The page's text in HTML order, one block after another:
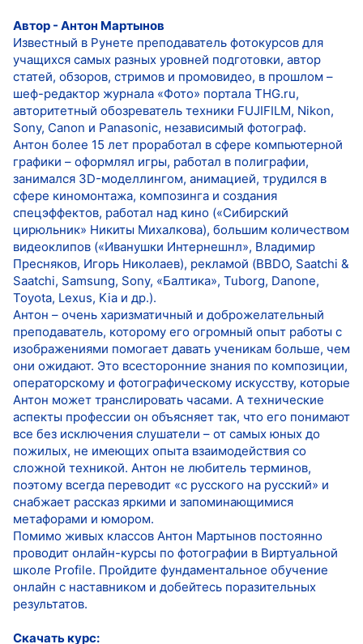
Автор - Антон Мартынов
Известный в Рунете преподаватель фотокурсов для
учащихся самых разных уровней подготовки, автор
статей, обзоров, стримов и промовидео, в прошлом –
шеф-редактор журнала «Фото» портала THG.ru,
авторитетный обозреватель техники FUJIFILM, Nikon,
Sony, Canon и Panasonic, независимый фотограф.
Антон более 15 лет проработал в сфере компьютерной
графики – оформлял игры, работал в полиграфии,
занимался 3D-моделлингом, анимацией, трудился в
сфере киномонтажа, композинга и создания
спецэффектов, работал над кино («Сибирский
цирюльник» Никиты Михалкова), большим количеством
видеоклипов («Иванушки Интернешнл», Владимир
Пресняков, Игорь Николаев), рекламой (BBDO, Saatchi &
Saatchi, Samsung, Sony, «Балтика», Tuborg, Danone,
Toyota, Lexus, Kia и др.).
Антон – очень харизматичный и доброжелательный
преподаватель, которому его огромный опыт работы с
изображениями помогает давать ученикам больше, чем
они ожидают. Это всесторонние знания по композиции,
операторскому и фотографическому искусству, которые
Антон может транслировать часами. А технические
аспекты профессии он объясняет так, что его понимают
все без исключения слушатели – от самых юных до
пожилых, не имеющих опыта взаимодействия со
сложной техникой. Антон не любитель терминов,
поэтому всегда переводит «с русского на русский» и
снабжает рассказ яркими и запоминающимися
метафорами и юмором.
Помимо живых классов Антон Мартынов постоянно
проводит онлайн-курсы по фотографии в Виртуальной
школе Profile. Пройдите фундаментальное обучение
онлайн с наставником и добейтесь поразительных
результатов.
Скачать курс: